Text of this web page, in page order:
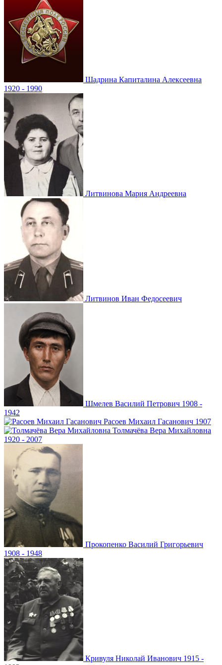
Шадрина Капиталина Алексеевна
1920 - 1990
Литвинова Мария Андреевна
Литвинов Иван Федосеевич
Шмелев Василий Петрович 1908 -
1942
Расоев Михаил Гасанович 1907
Толмачёва Вера Михайловна
1920 - 2007
Прокопенко Василий Григорьевич
1908 - 1948
Кривуля Николай Иванович 1915 -